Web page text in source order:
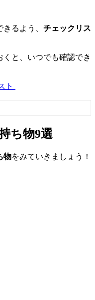
るよう、 チェックリス
くと、いつでも確認でき
ト
ち物9選
物をみていきましょう！